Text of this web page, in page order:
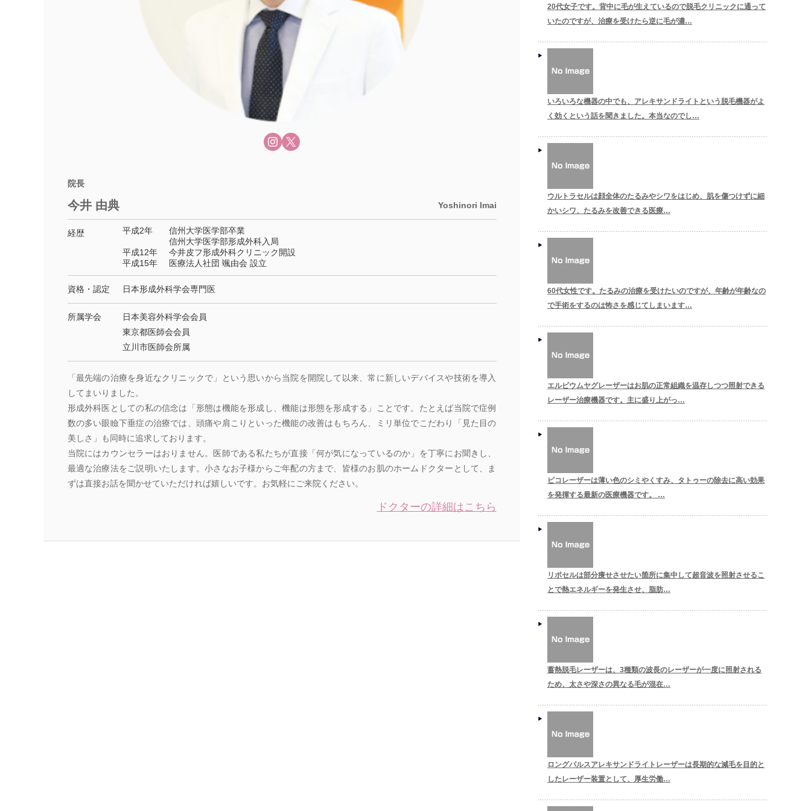
院長
今井 由典 Yoshinori Imai
経歴 平成2年
信州大学医学部卒業
信州大学医学部形成外科入局
平成12年
今井皮フ形成外科クリニック開設
平成15年
医療法人社団 颯由会 設立
資格・認定 日本形成外科学会専門医
所属学会
日本美容外科学会会員
東京都医師会会員
立川市医師会所属
「最先端の治療を身近なクリニックで」という思いから当院を開院して以来、常に新しいデバイスや技術を導入
してまいりました。
形成外科医としての私の信念は「形態は機能を形成し、機能は形態を形成する」ことです。たとえば当院で症例
数の多い眼瞼下垂症の治療では、頭痛や肩こりといった機能の改善はもちろん、ミリ単位でこだわり「見た目の
美しさ」も同時に追求しております。
当院にはカウンセラーはおりません。医師である私たちが直接「何が気になっているのか」を丁寧にお聞きし、
最適な治療法をご説明いたします。小さなお子様からご年配の方まで、皆様のお肌のホームドクターとして、ま
ずは直接お話を聞かせていただければ嬉しいです。お気軽にご来院ください。
ドクターの詳細はこちら
20代女子です。背中に毛が生えているので脱毛クリニックに通って
いたのですが、治療を受けたら逆に毛が濃…
いろいろな機器の中でも、アレキサンドライトという脱毛機器がよ
く効くという話を聞きました。本当なのでし…
ウルトラセルは顔全体のたるみやシワをはじめ、肌を傷つけずに細
かいシワ、たるみを改善できる医療…
60代女性です。たるみの治療を受けたいのですが、年齢が年齢なの
で手術をするのは怖さを感じてしまいます…
エルビウムヤグレーザーはお肌の正常組織を温存しつつ照射できる
レーザー治療機器です。主に盛り上がっ…
ピコレーザーは薄い色のシミやくすみ、タトゥーの除去に高い効果
を発揮する最新の医療機器です。 …
リポセルは部分痩せさせたい箇所に集中して超音波を照射させるこ
とで熱エネルギーを発生させ、脂肪…
蓄熱脱毛レーザーは、3種類の波長のレーザーが一度に照射される
ため、太さや深さの異なる毛が混在…
ロングパルスアレキサンドライトレーザーは長期的な減毛を目的と
したレーザー装置として、厚生労働…